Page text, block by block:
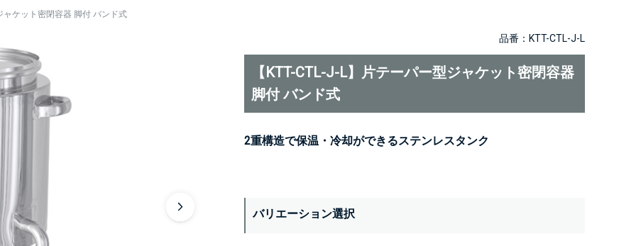
ャケット密閉容器 脚付 バンド式
品番：KTT-CTL-J-L
【KTT-CTL-J-L】片テーパー型ジャケット密閉容器
脚付 バンド式
2重構造で保温・冷却ができるステンレスタンク
バリエーション選択